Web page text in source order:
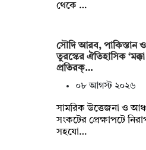
থেকে …
সৌদি আরব, পাকিস্তান ও
তুরস্কের ঐতিহাসিক
প্রতিরক্…
০৮ আগস্ট ২০২৬
সামরিক উত্তেজনা ও
সংকটের প্রেক্ষাপটে
সহযো…